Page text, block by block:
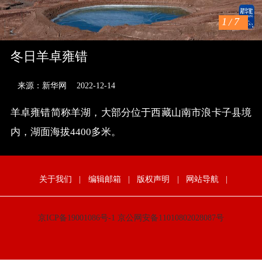
1 / 7
冬日羊卓雍错
来源：新华网 2022-12-14
羊卓雍错简称羊湖，大部分位于西藏山南市浪卡子县境
内，湖面海拔4400多米。
关于我们 | 编辑邮箱 | 版权声明 | 网站导航 |
京ICP备19001086号-1 京公网安备11010802028087号